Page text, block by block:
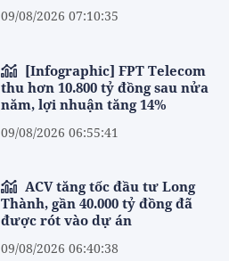
09/08/2026 07:10:35
thu hơn 10.800 tỷ đồng sau nửa
năm, lợi nhuận tăng 14%
09/08/2026 06:55:41
ACV tăng tốc đầu tư Long
Thành, gần 40.000 tỷ đồng đã
được rót vào dự án
09/08/2026 06:40:38